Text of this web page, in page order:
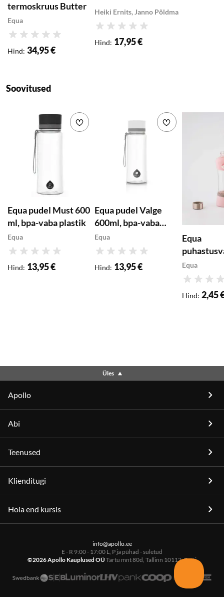
Materjalid:
Pudel: roostevaba
Kork: BPA-vaba PP-
termoskruus Butter
Equa
Hinnang
Hind: 34,95 €
Heiki Ernits, Janno Põldma
Hinnang
Hind: 17,95 €
Soovitused
Equa pudel Must 600
ml, bpa-vaba plastik
Equa
Hinnang
Hind: 13,95 €
Lisa soovikorvi
Equa pudel Valge
600ml, bpa-vaba
plastik
Equa
Hinnang
Hind: 13,95 €
Lisa soovikorvi
Equa
Clean my
Equa
Hinnang
Hind: 2,45
Üles
Apollo
Abi
Teenused
Klienditugi
Hoia end kursis
info@apollo.ee
E - R 9:00 - 17:00 L, P ja pühad - suletud
©2026 Apollo Kauplused OÜ Tartu mnt 80d, Tallinn 10112, Eesti